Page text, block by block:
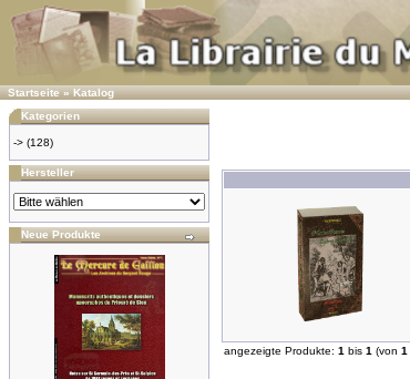
Startseite»Katalog
Kategorien
-> (128)
Hersteller
Neue Produkte
angezeigte Produkte: 1 bis 1 (von 1